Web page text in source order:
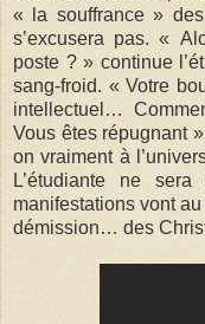
« la souffrance »
s’excusera pas. «
poste ? » continue
sang-froid. « Votre
intellectuel…
Vous êtes répugnant
on vraiment à
L’étudiante ne
manifestations vont
démission… des